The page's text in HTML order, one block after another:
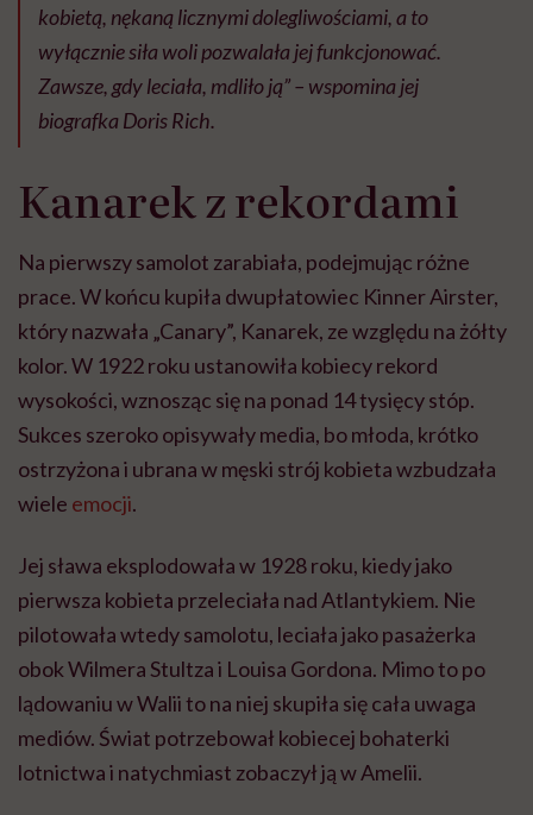
kobietą, nękaną licznymi dolegliwościami, a to
wyłącznie siła woli pozwalała jej funkcjonować.
Zawsze, gdy leciała, mdliło ją”– wspomina jej
biografka Doris Rich.
Kanarek z rekordami
Na pierwszy samolot zarabiała, podejmując różne
prace. W końcu kupiła dwupłatowiec Kinner Airster,
który nazwała „Canary”, Kanarek, ze względu na żółty
kolor. W 1922 roku ustanowiła kobiecy rekord
wysokości, wznosząc się na ponad 14 tysięcy stóp.
Sukces szeroko opisywały media, bo młoda, krótko
ostrzyżona i ubrana w męski strój kobieta wzbudzała
wiele emocji.
Jej sława eksplodowała w 1928 roku, kiedy jako
pierwsza kobieta przeleciała nad Atlantykiem. Nie
pilotowała wtedy samolotu, leciała jako pasażerka
obok Wilmera Stultza i Louisa Gordona. Mimo to po
lądowaniu w Walii to na niej skupiła się cała uwaga
mediów. Świat potrzebował kobiecej bohaterki
lotnictwa i natychmiast zobaczył ją w Amelii.